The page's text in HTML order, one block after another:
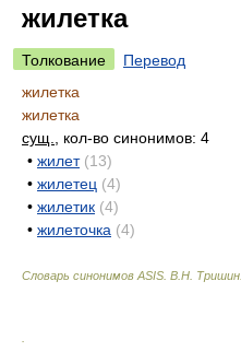
жилетка
Толкование
Перевод
жилетка
жилетка
сущ.
, кол-во синонимов: 4
• жилет (13)
• жилетец (4)
• жилетик (4)
• жилеточка (4)
Словарь синонимов ASIS. В.Н. Тришин